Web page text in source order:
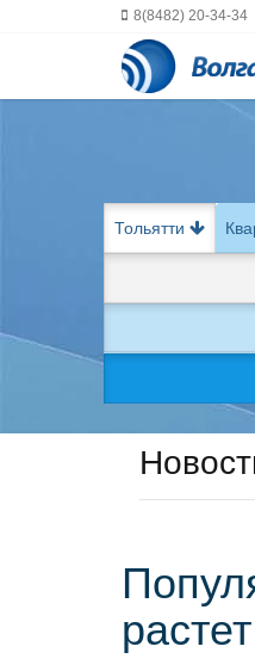
8(8482) 20-34-34
Тольятти
растет